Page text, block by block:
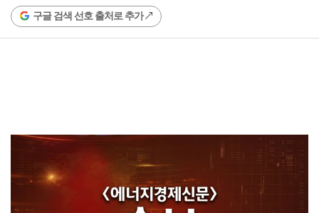
구글 검색 선호 출처로 추가